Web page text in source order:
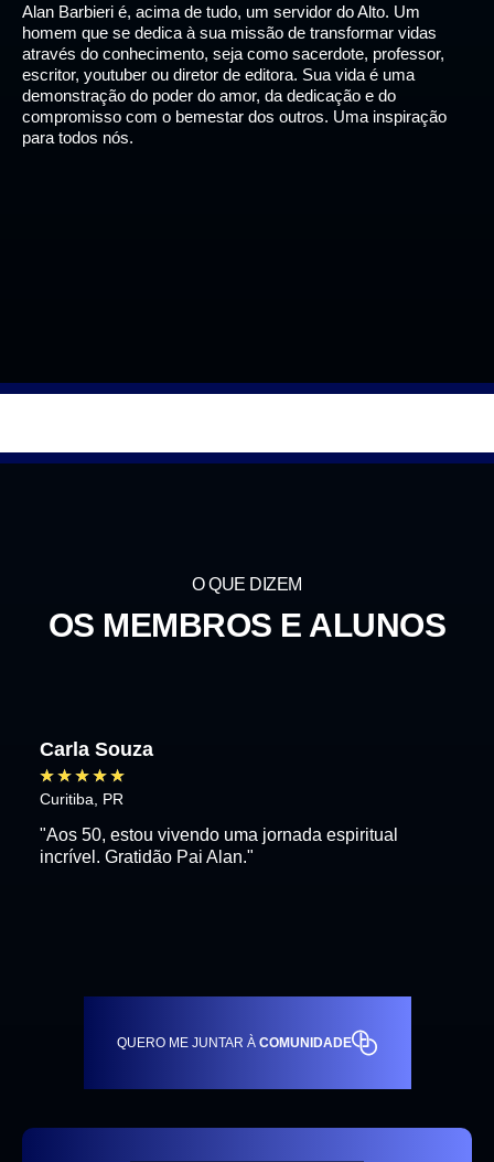
Alan Barbieri é, acima de tudo, um servidor do Alto. Um
homem que se dedica à sua missão de transformar vidas
através do conhecimento, seja como sacerdote, professor,
escritor, youtuber ou diretor de editora. Sua vida é uma
demonstração do poder do amor, da dedicação e do
compromisso com o bemestar dos outros. Uma inspiração
para todos nós.
O QUE DIZEM
OS MEMBROS E ALUNOS
Carla Souza
★★★★★
Curitiba, PR
"Aos 50, estou vivendo uma jornada espiritual
incrível. Gratidão Pai Alan."
QUERO ME JUNTAR À COMUNIDADE